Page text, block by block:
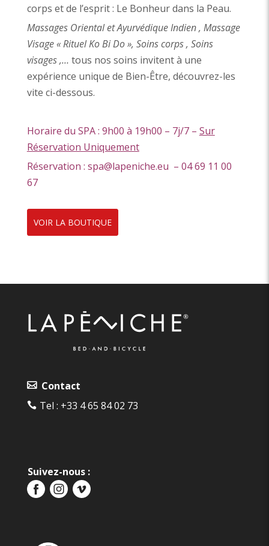
corps et de l’esprit : Le Bonheur dans la Peau.
Massages Oriental et Ayurvédique Indien , Massage
Visage « Rituel Ko Bi Do », Soins corps , Soins
visages ,… tous nos soins invitent à une
expérience unique de Bien-Être, découvrez-les
vite ci-dessous.
Horaire du SPA : 9h00 à 19h00 – 7j/7 – Sur
Réservation Uniquement
Réservation : spa@lapeniche.eu – 04 69 11 00
67
VOIR LA BOUTIQUE
Contact
Tel : +33 4 65 84 02 73‬
Suivez-nous :